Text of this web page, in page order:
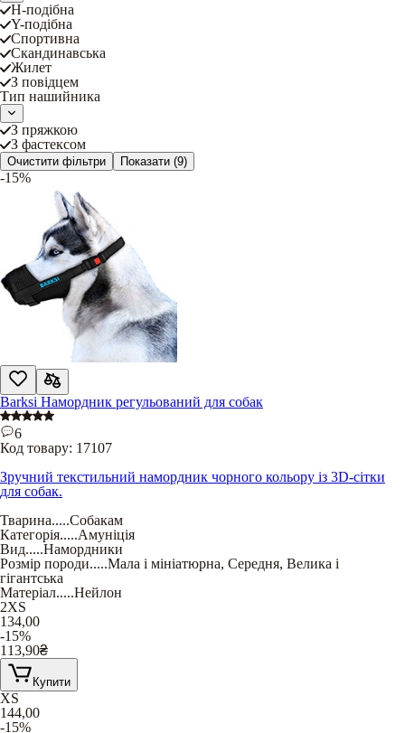
Н-подібна
Y-подібна
Спортивна
Скандинавська
Жилет
З повідцем
Тип нашийника
З пряжкою
З фастексом
Очистити фільтри Показати (9)
-15%
Barksi Намордник регульований для собак
6
Код товару: 17107
Зручний текстильний намордник чорного кольору із 3D-сітки
для собак.
Тварина.....Собакам
Категорія.....Амуніція
Вид.....Намордники
Розмір породи.....Мала і мініатюрна, Середня, Велика і
гігантська
Матеріал.....Нейлон
2XS
134,00
-15%
113,90₴
Купити
XS
144,00
-15%